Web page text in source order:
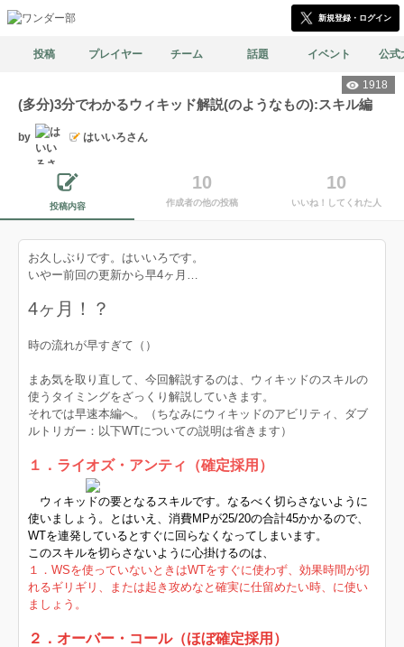
新規登録・ログイン
投稿 プレイヤー チーム 話題 イベント 公式
1918
(多分)3分でわかるウィキッド解説(のようなもの):スキル編
by はいいろさん
投稿内容
10
作成者の他の投稿
10
いいね！してくれた人
お久しぶりです。はいいろです。
いやー前回の更新から早4ヶ月…
4ヶ月！？
時の流れが早すぎて（）
まあ気を取り直して、今回解説するのは、ウィキッドのスキルの
使うタイミングをざっくり解説していきます。
それでは早速本編へ。（ちなみにウィキッドのアビリティ、ダブ
ルトリガー：以下WTについての説明は省きます）
１．ライオズ・アンティ（確定採用）
ウィキッドの要となるスキルです。なるべく切らさないように
使いましょう。とはいえ、消費MPが25/20の合計45かかるので、
WTを連発しているとすぐに回らなくなってしまいます。
このスキルを切らさないように心掛けるのは、
１．WSを使っていないときはWTをすぐに使わず、効果時間が切
れるギリギリ、または起き攻めなと確実に仕留めたい時、に使い
ましょう。
２．オーバー・コール（ほぼ確定採用）